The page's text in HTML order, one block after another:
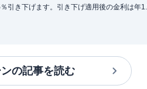
引き下げます。引き下げ適用後の金利は年
の記事を読む